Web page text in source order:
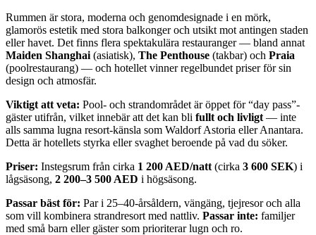
Rummen är stora, moderna och genomdesignade i en mörk,
glamorös estetik med stora balkonger och utsikt mot antingen staden
eller havet. Det finns flera spektakulära restauranger — bland annat
Maiden Shanghai (asiatisk), The Penthouse (takbar) och Praia
(poolrestaurang) — och hotellet vinner regelbundet priser för sin
design och atmosfär.
Viktigt att veta: Pool- och strandområdet är öppet för “day pass”-
gäster utifrån, vilket innebär att det kan bli fullt och livligt — inte
alls samma lugna resort-känsla som Waldorf Astoria eller Anantara.
Detta är hotellets styrka eller svaghet beroende på vad du söker.
Priser: Instegsrum från cirka 1 200 AED/natt (cirka 3 600 SEK) i
lågsäsong, 2 200–3 500 AED i högsäsong.
Passar bäst för: Par i 25–40-årsåldern, vängäng, tjejresor och alla
som vill kombinera strandresort med nattliv. Passar inte: familjer
med små barn eller gäster som prioriterar lugn och ro.